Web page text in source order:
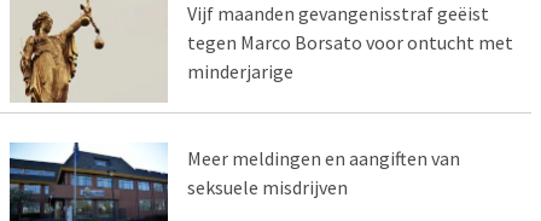
Vijf maanden gevangenisstraf geëist
tegen Marco Borsato voor ontucht met
minderjarige
Meer meldingen en aangiften van
seksuele misdrijven